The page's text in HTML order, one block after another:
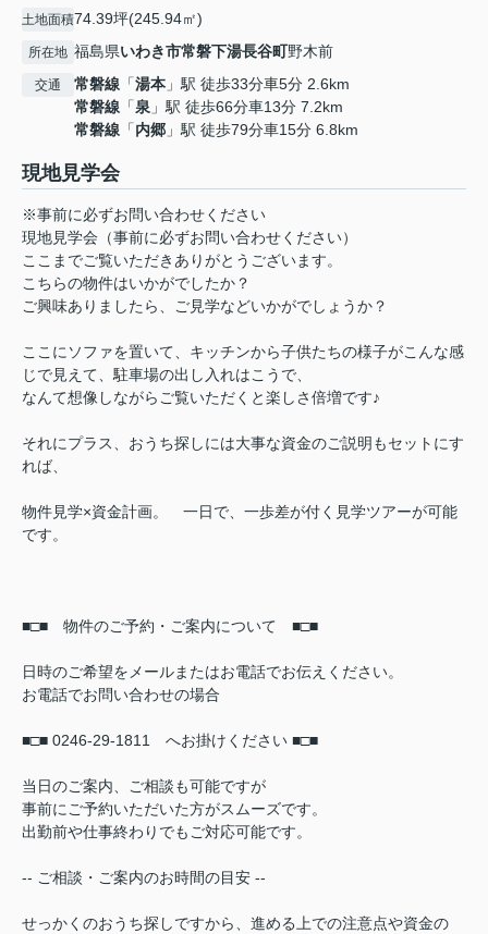
土地面積74.39坪(245.94㎡)
所在地 福島県いわき市常磐下湯長谷町野木前
交通 常磐線 「湯本 」駅 徒歩33分車5分 2.6km
常磐線 「泉 」駅 徒歩66分車13分 7.2km
常磐線 「内郷 」駅 徒歩79分車15分 6.8km
現地見学会
※事前に必ずお問い合わせください
現地見学会（事前に必ずお問い合わせください）
ここまでご覧いただきありがとうございます。
こちらの物件はいかがでしたか？
ご興味ありましたら、ご見学などいかがでしょうか？
ここにソファを置いて、キッチンから子供たちの様子がこんな感
じで見えて、駐車場の出し入れはこうで、
なんて想像しながらご覧いただくと楽しさ倍増です♪
それにプラス、おうち探しには大事な資金のご説明もセットにす
れば、
物件見学×資金計画。 一日で、一歩差が付く見学ツアーが可能
です。
■□■ 物件のご予約・ご案内について ■□■
日時のご希望をメールまたはお電話でお伝えください。
お電話でお問い合わせの場合
■□■ 0246-29-1811 へお掛けください ■□■
当日のご案内、ご相談も可能ですが
事前にご予約いただいた方がスムーズです。
出勤前や仕事終わりでもご対応可能です。
-- ご相談・ご案内のお時間の目安 --
せっかくのおうち探しですから、進める上での注意点や資金の